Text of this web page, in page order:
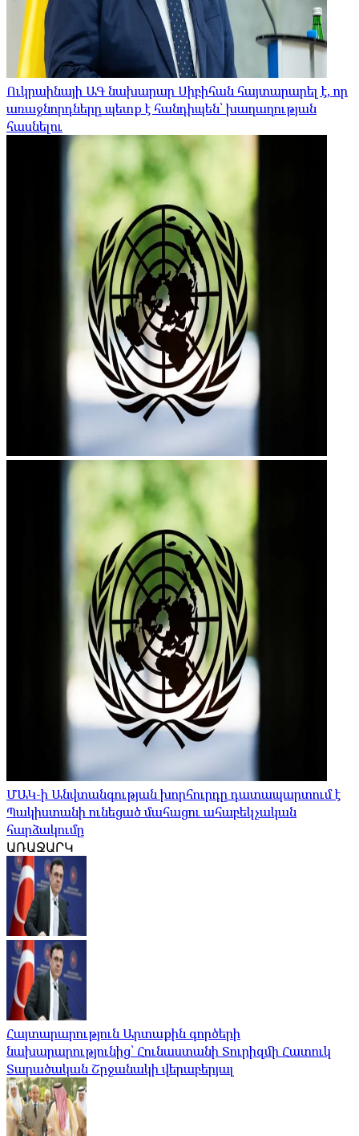
Ուկրաինայի ԱԳ նախարար Սիբիհան հայտարարել է, որ
առաջնորդները պետք է հանդիպեն՝ խաղաղության
հասնելու
ՄԱԿ-ի Անվտանգության խորհուրդը դատապարտում է
Պակիստանի ունեցած մահացու ահաբեկչական
հարձակումը
ԱՌԱՋԱՐԿ
Հայտարարություն Արտաքին գործերի
նախարարությունից՝ Հունաստանի Տուրիզմի Հատուկ
Տարածական Շրջանակի վերաբերյալ